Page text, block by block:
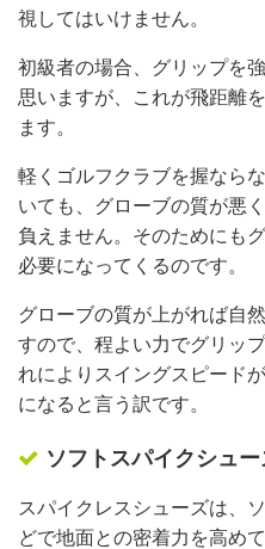
視してはいけません。
初級者の場合、グリップを
思いますが、これが飛距離
ます。
軽くゴルフクラブを握なら
いても、グローブの質が悪
負えません。そのためにも
必要になってくるのです。
グローブの質が上がれば自
すので、程よい力でグリッ
れによりスイングスピード
になると言う訳です。
ソフトスパイクシュー
スパイクレスシューズは、
どで地面との密着力を高め